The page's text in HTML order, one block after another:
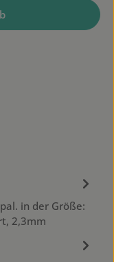
in der Größe:
2,3mm